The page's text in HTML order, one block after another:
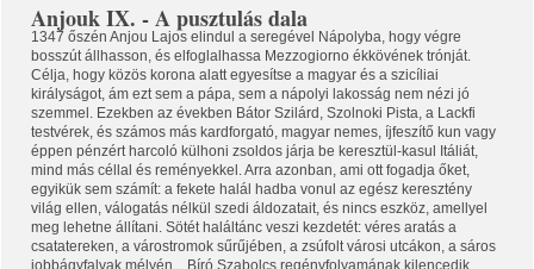
Anjouk IX. - A pusztulás dala
1347 őszén Anjou Lajos elindul a seregével Nápolyba, hogy végre
bosszút állhasson, és elfoglalhassa Mezzogiorno ékkövének trónját.
Célja, hogy közös korona alatt egyesítse a magyar és a szicíliai
királyságot, ám ezt sem a pápa, sem a nápolyi lakosság nem nézi jó
szemmel. Ezekben az években Bátor Szilárd, Szolnoki Pista, a Lackfi
testvérek, és számos más kardforgató, magyar nemes, íjfeszítő kun vagy
éppen pénzért harcoló külhoni zsoldos járja be keresztül-kasul Itáliát,
mind más céllal és reményekkel. Arra azonban, ami ott fogadja őket,
egyikük sem számít: a fekete halál hadba vonul az egész keresztény
világ ellen, válogatás nélkül szedi áldozatait, és nincs eszköz, amellyel
meg lehetne állítani. Sötét haláltánc veszi kezdetét: véres aratás a
csatatereken, a várostromok sűrűjében, a zsúfolt városi utcákon, a sáros
jobbágyfalvak mélyén... Bíró Szabolcs regényfolyamának kilencedik